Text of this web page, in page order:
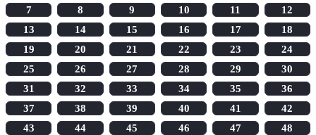
7
8 9 10 11
12
13
14 15 16 17
18
19
20 21 22 23
24
25
26 27 28 29
30
31
32 33 34 35
36
37
38 39 40 41
42
43
44 45 46 47
48